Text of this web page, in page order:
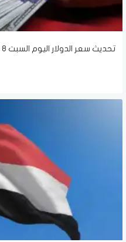
تحديث سعر الدولار اليوم السبت 8 أغسطس مقابل الجنيه المصري